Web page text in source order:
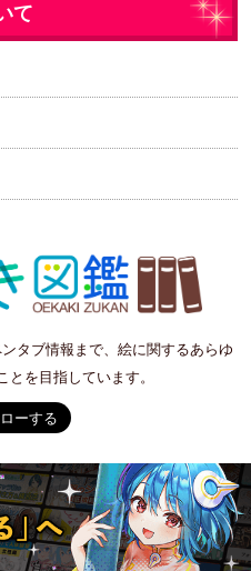
て
タブ情報まで、絵に関するあらゆ
とを目指しています。